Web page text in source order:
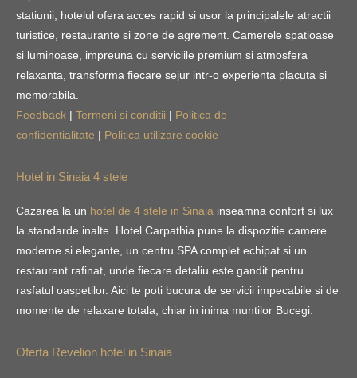
statiunii, hotelul ofera acces rapid si usor la principalele atractii
turistice, restaurante si zone de agrement. Camerele spatioase
si luminoase, impreuna cu serviciile premium si atmosfera
relaxanta, transforma fiecare sejur intr-o experienta placuta si
memorabila.
Feedback | Termeni si conditii | Politica de
confidentialitate | Politica utilizare cookie
Hotel in Sinaia 4 stele
Cazarea la un hotel de 4 stele in Sinaia inseamna confort si lux
la standarde inalte. Hotel Carpathia pune la dispozitie camere
moderne si elegante, un centru SPA complet echipat si un
restaurant rafinat, unde fiecare detaliu este gandit pentru
rasfatul oaspetilor. Aici te poti bucura de servicii impecabile si de
momente de relaxare totala, chiar in inima muntilor Bucegi.
Oferta Revelion hotel in Sinaia